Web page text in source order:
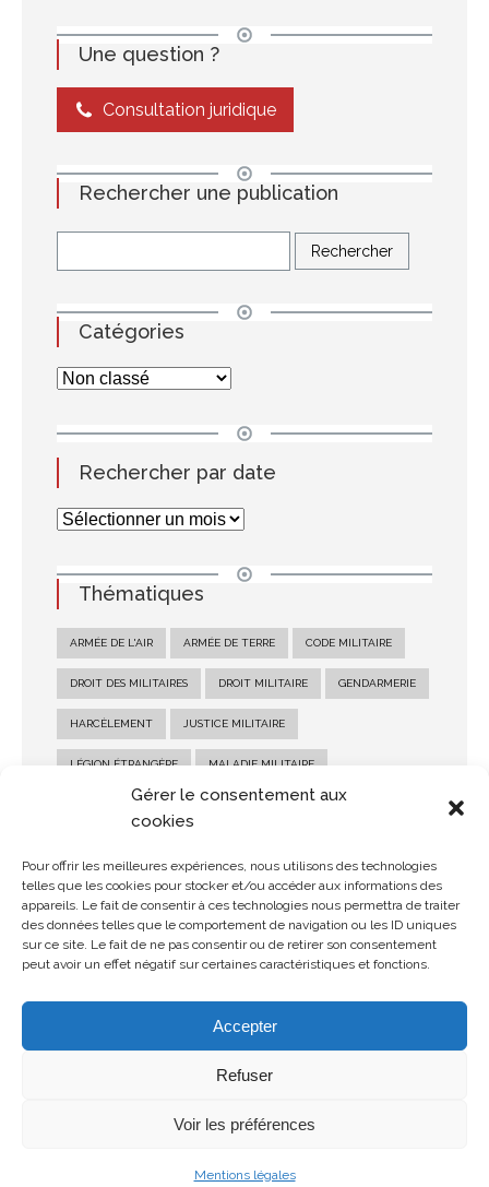
Gérer le consentement aux
cookies
Pour offrir les meilleures expériences, nous utilisons des technologies
telles que les cookies pour stocker et/ou accéder aux informations des
appareils. Le fait de consentir à ces technologies nous permettra de traiter
des données telles que le comportement de navigation ou les ID uniques
sur ce site. Le fait de ne pas consentir ou de retirer son consentement
peut avoir un effet négatif sur certaines caractéristiques et fonctions.
Accepter
Refuser
Voir les préférences
Mentions légales
Une question ?
Consultation juridique
Rechercher une publication
Catégories
Rechercher par date
Thématiques
ARMÉE DE L'AIR ARMÉE DE TERRE CODE MILITAIRE
DROIT DES MILITAIRES DROIT MILITAIRE GENDARMERIE
HARCÈLEMENT JUSTICE MILITAIRE
LÉGION ÉTRANGÈRE MALADIE MILITAIRE
RÉFORME MILITAIRE SALAIRE MILITAIRE
SANCTION MILITAIRE SOLDE MILITAIRE
STATUT MILITAIRE